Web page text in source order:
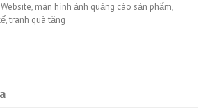
, màn hình ảnh quảng cáo sản phẩm,
,tranh quà tặng